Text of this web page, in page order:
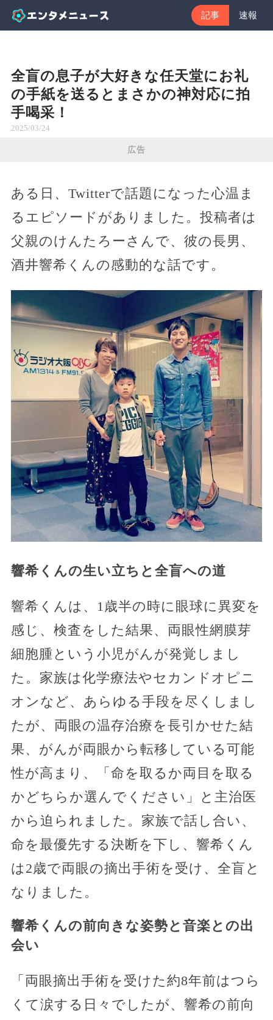
記事 速報
全盲の息子が大好きな任天堂にお礼
の手紙を送るとまさかの神対応に拍
手喝采！
2025/03/24
広告
ある日、Twitterで話題になった心温ま
るエピソードがありました。投稿者は
父親のけんたろーさんで、彼の長男、
酒井響希くんの感動的な話です。
響希くんの生い立ちと全盲への道
響希くんは、1歳半の時に眼球に異変を
感じ、検査をした結果、両眼性網膜芽
細胞腫という小児がんが発覚しまし
た。家族は化学療法やセカンドオピニ
オンなど、あらゆる手段を尽くしまし
たが、両眼の温存治療を長引かせた結
果、がんが両眼から転移している可能
性が高まり、「命を取るか両目を取る
かどちらか選んでください」と主治医
から迫られました。家族で話し合い、
命を最優先する決断を下し、響希くん
は2歳で両眼の摘出手術を受け、全盲と
なりました。
響希くんの前向きな姿勢と音楽との出
会い
「両眼摘出手術を受けた約8年前はつら
くて涙する日々でしたが、響希の前向